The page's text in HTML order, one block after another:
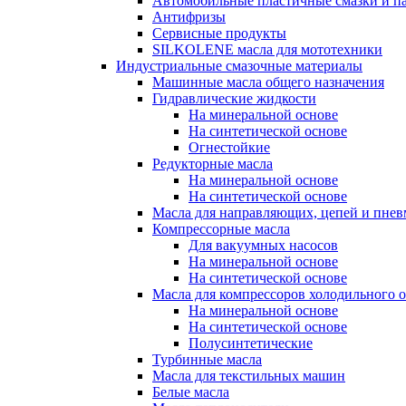
Антифризы
Сервисные продукты
SILKOLENE масла для мототехники
Индустриальные смазочные материалы
Машинные масла общего назначения
Гидравлические жидкости
На минеральной основе
На синтетической основе
Огнестойкие
Редукторные масла
На минеральной основе
На синтетической основе
Масла для направляющих, цепей и
Компрессорные масла
Для вакуумных насосов
На минеральной основе
На синтетической основе
Масла для компрессоров холодильного
На минеральной основе
На синтетической основе
Полусинтетические
Турбинные масла
Масла для текстильных машин
Белые масла